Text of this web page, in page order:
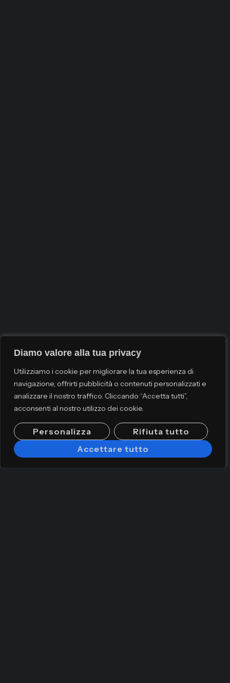
Diamo valore alla tua privacy
Utilizziamo i cookie per migliorare la tua esperienza di
navigazione, offrirti pubblicità o contenuti personalizzati e
analizzare il nostro traffico. Cliccando “Accetta tutti”,
acconsenti al nostro utilizzo dei cookie.
Personalizza
Rifiuta tutto
Accettare tutto